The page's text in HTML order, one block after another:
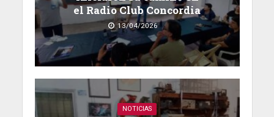
el Radio Club Concordia
13/04/2026
NOTICIAS